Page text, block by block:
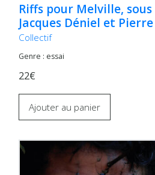
Riffs pour Melville,
Jacques Déniel et
Collectif
Genre : essai
22€
Ajouter au panier